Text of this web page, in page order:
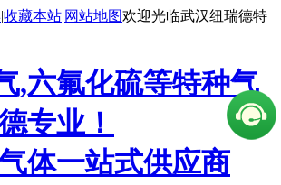
|收藏本站|网站地图欢迎光临武汉纽瑞德特
体一站式供应商